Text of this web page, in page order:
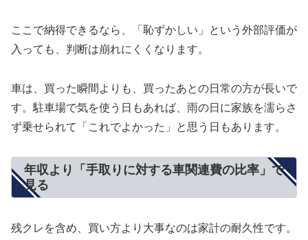
ここで納得できるなら、「恥ずかしい」という外部評価が
入っても、判断は崩れにくくなります。
車は、買った瞬間よりも、買ったあとの日常の方が長いで
す。駐車場で気を使う日もあれば、雨の日に家族を濡らさ
ず乗せられて「これでよかった」と思う日もあります。
年収より「手取りに対する車関連費の比率」で
見る
残クレを含め、買い方より大事なのは家計の耐久性です。